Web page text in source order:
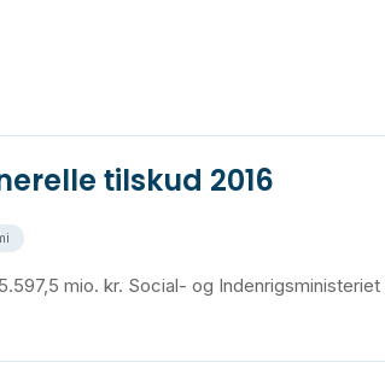
tilskud 2016
mio. kr. Social- og Indenrigsministeriet